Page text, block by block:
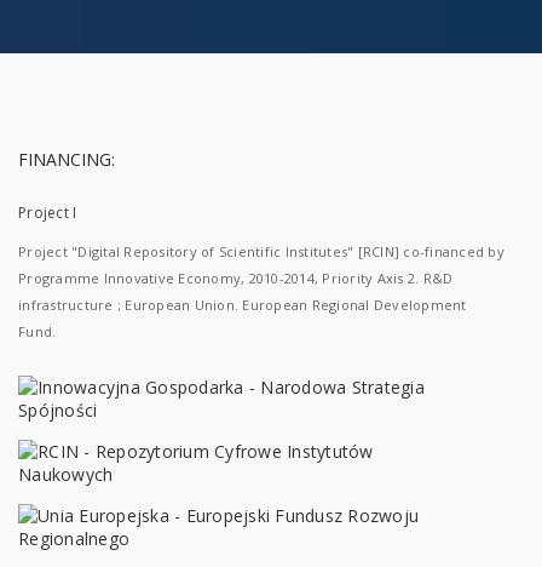
FINANCING:
Project I
Project "Digital Repository of Scientific Institutes" [RCIN] co-financed by
Programme Innovative Economy, 2010-2014, Priority Axis 2. R&D
infrastructure ; European Union. European Regional Development
Fund.